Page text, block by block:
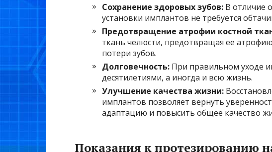
Сохранение здоровых зубов: В отличие
установки имплантов не требуется
Предотвращение атрофии костной
ткань челюсти, предотвращая ее
потери зубов.
Долговечность: При правильном уходе
десятилетиями, а иногда и всю жизнь.
Улучшение качества жизни:
имплантов позволяет вернуть
адаптацию и повысить общее качество
Показания к протезированию